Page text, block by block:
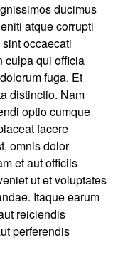
ducimus
atque corrupti
occaecati
culpa qui officia
fuga. Et
distinctio. Nam
optio cumque
facere
omnis dolor
et aut officiis
ut et voluptates
Itaque earum
reiciendis
perferendis